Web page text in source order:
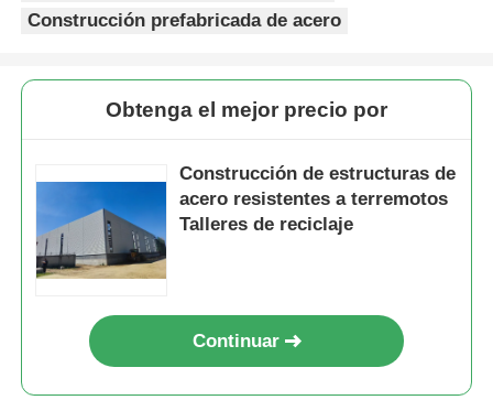
Construcción prefabricada de acero
Obtenga el mejor precio por
Construcción de estructuras de
acero resistentes a terremotos
Talleres de reciclaje
Continuar